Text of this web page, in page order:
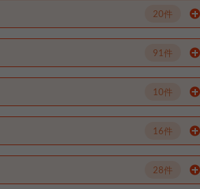
20件
91件
10件
16件
28件